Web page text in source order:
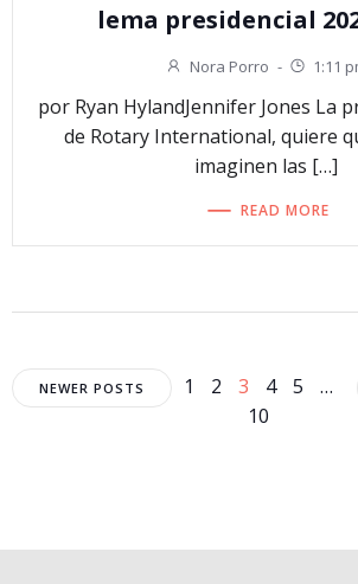
lema presidencial
Nora Porro - 1:11
por Ryan HylandJennifer Jones La
de Rotary International, quiere
imaginen las […]
READ MORE
Navegación
entradas
NEWER POSTS Página
1 Página
2 Página
3 Página
4 Página
5
…
Página
10